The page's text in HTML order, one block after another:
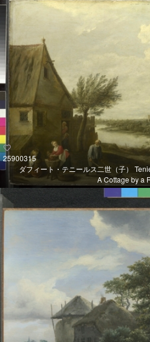
25900315
ダフィート・テニールス二世（子）
A Cottage by a